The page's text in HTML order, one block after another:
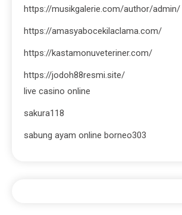
https://musikgalerie.com/author/admin/
https://amasyabocekilaclama.com/
https://kastamonuveteriner.com/
https://jodoh88resmi.site/
live casino online
sakura118
sabung ayam online borneo303